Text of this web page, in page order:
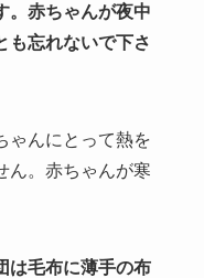
。赤ちゃんが夜中
も忘れないで下さ
ゃんにとって熱を
ん。赤ちゃんが寒
は毛布に薄手の布